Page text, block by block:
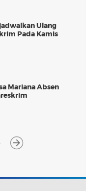
Ulang
Pada Kamis
Mariana Absen